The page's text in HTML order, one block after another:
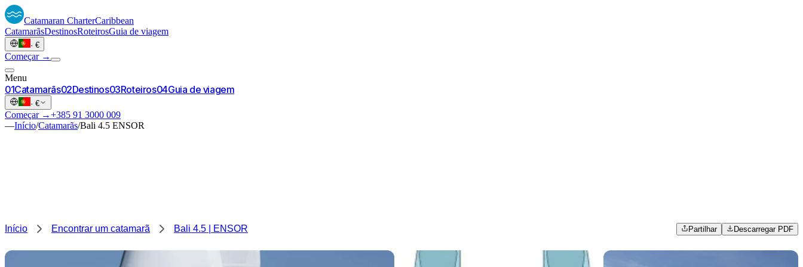
Catamaran CharterCaribbean
CatamarãsDestinosRoteirosGuia de viagem
· €
Começar →
Menu
01Catamarãs02Destinos03Roteiros04Guia de viagem
· €
Começar →+385 91 3000 009
—Início/Catamarãs/Bali 4.5 ENSOR
Início Encontrar um catamarã Bali 4.5 | ENSOR Partilhar Descarregar PDF